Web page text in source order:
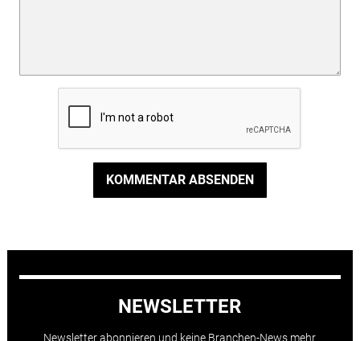
KOMMENTAR ABSENDEN
NEWSLETTER
Newsletter abonnieren und keine Branchen-News mehr